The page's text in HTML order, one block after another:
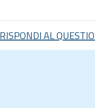
RISPONDI AL